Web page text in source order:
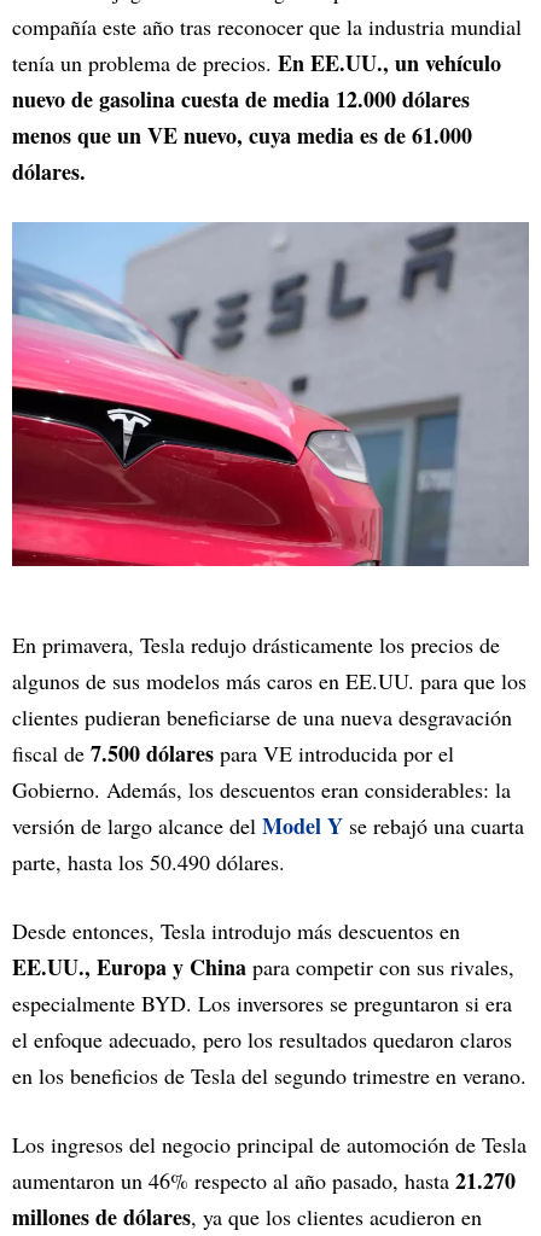
compañía este año tras reconocer que la industria mundial
tenía un problema de precios. En EE.UU., un vehículo
nuevo de gasolina cuesta de media 12.000 dólares
menos que un VE nuevo, cuya media es de 61.000
dólares.
En primavera, Tesla redujo drásticamente los precios de
algunos de sus modelos más caros en EE.UU. para que los
clientes pudieran beneficiarse de una nueva desgravación
fiscal de 7.500 dólares para VE introducida por el
Gobierno. Además, los descuentos eran considerables: la
versión de largo alcance del Model Y se rebajó una cuarta
parte, hasta los 50.490 dólares.
Desde entonces, Tesla introdujo más descuentos en
EE.UU., Europa y China para competir con sus rivales,
especialmente BYD. Los inversores se preguntaron si era
el enfoque adecuado, pero los resultados quedaron claros
en los beneficios de Tesla del segundo trimestre en verano.
Los ingresos del negocio principal de automoción de Tesla
aumentaron un 46% respecto al año pasado, hasta 21.270
millones de dólares, ya que los clientes acudieron en